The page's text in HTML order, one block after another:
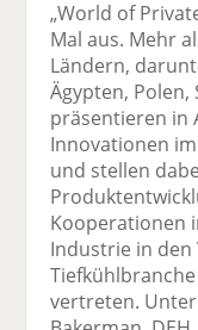
„World of
Mal aus. Mehr
Ländern,
Ägypten,
präsentieren in
Innovationen
und stellen
Kooperationen
Industrie in
vertreten.